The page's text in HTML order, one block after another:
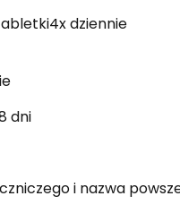
dziennie
dni
i nazwa